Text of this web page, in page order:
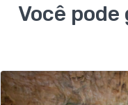
Você